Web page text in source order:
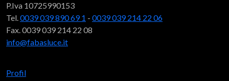
P.Iva 10725990153
Tel.0039 039 890 69 1 - 0039 039 214 22 06
Fax. 0039 039 214 22 08
info@fabasluce.it
Profil